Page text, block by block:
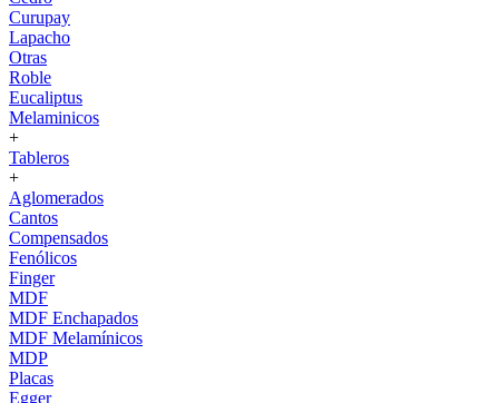
Curupay
Lapacho
Otras
Roble
Eucaliptus
Melaminicos
+
Tableros
+
Aglomerados
Cantos
Compensados
Fenólicos
Finger
MDF
MDF Enchapados
MDF Melamínicos
MDP
Placas
Egger